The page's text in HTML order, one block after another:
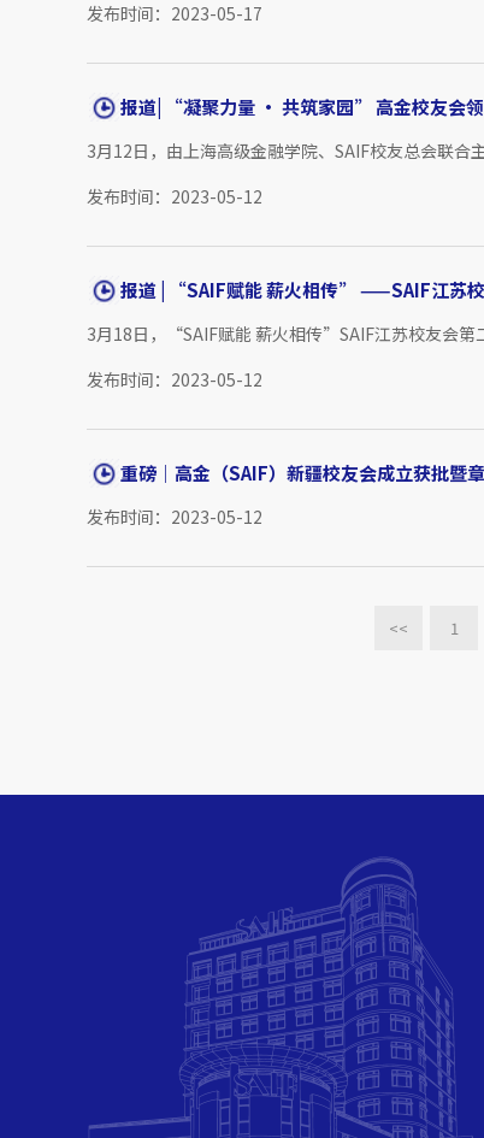
发布时间：2023-05-17
报道| “凝聚力量 · 共筑家园” 高金校友会
3月12日，由上海高级金融学院、SAIF校友总会联
发布时间：2023-05-12
报道 | “SAIF赋能 薪火相传” ——SAIF江苏
3月18日，“SAIF赋能 薪火相传”SAIF江苏校友会第
发布时间：2023-05-12
重磅｜高金（SAIF）新疆校友会成立获批暨
发布时间：2023-05-12
<< 1